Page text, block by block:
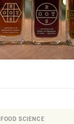
FOOD SCIENCE